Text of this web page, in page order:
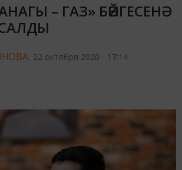
– ГАЗ» БӘЙГЕСЕНӘ
22 октября 2020 - 17:14